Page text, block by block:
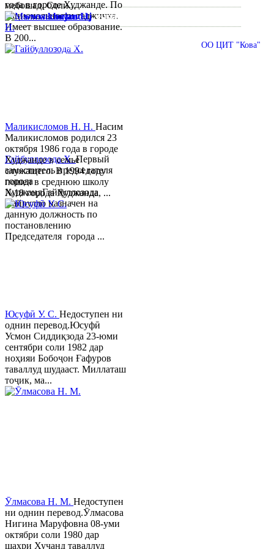
года в городе Худжанде. По
национальности таджичка.
Имеет высшее образование.
В 200...
Гайбуллозода Х.Первый
заместитель председателя
города
ХуджандГайбуллозода
Хайрулло назначен на
данную должность по
постановлению
Председателя города ...
мебошад. Соли...
Маликисломов Н. Н. Насим
Маликисломов родился 23
октября 1986 года в городе
Худжанде в семье
служащего. В 1994 году
пошел в среднюю школу
№18 города Худжанда, ...
Юсуфӣ У. C. Недоступен ни
однин перевод.Юсуфӣ
Усмон Сиддиқзода 23-юми
сентябри соли 1982 дар
ноҳияи Бобоҷон Ғафуров
таваллуд шудааст. Миллаташ
тоҷик, ма...
Ӯлмасова Н. М. Недоступен
ни однин перевод.Ӯлмасова
Нигина Маруфовна 08-уми
октябри соли 1980 дар
шаҳри Хуҷанд таваллуд
www.khujand.tj, e-mail:
© 2013-2018 Разработчик и техническая поддержка ОО ЦИТ "Кова"